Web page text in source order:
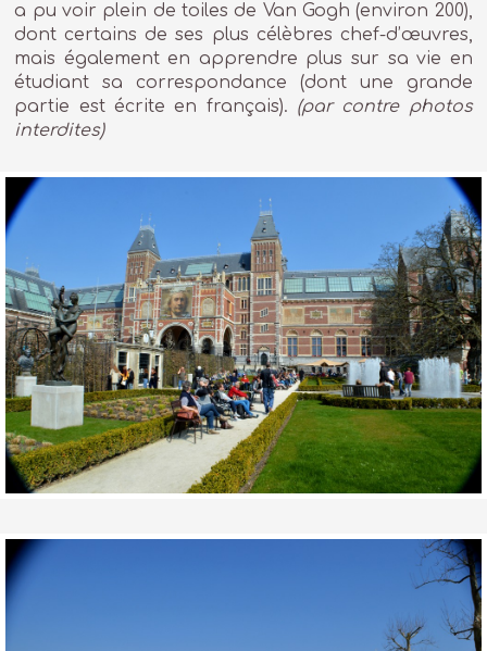
a pu voir plein de toiles de Van Gogh (environ 200),
dont certains de ses plus célèbres chef-d’œuvres,
mais également en apprendre plus sur sa vie en
étudiant sa correspondance (dont une grande
partie est écrite en français). (par contre photos
interdites)